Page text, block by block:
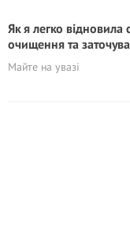
Як я легко відновила
очищення та
Майте на увазі